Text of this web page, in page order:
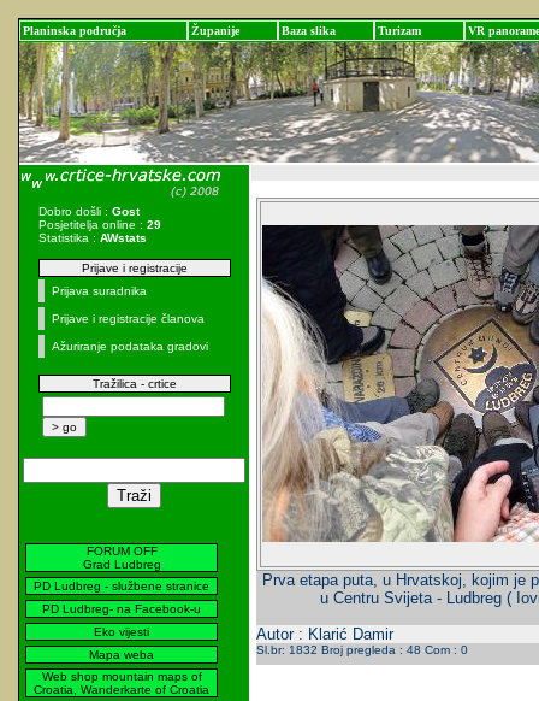
Planinska područja Županije Baza slika Turizam VR panorame
Dobro došli : Gost
Posjetitelja online : 29
Statistika : AWstats
Prijave i registracije
Prijava suradnika
Prijave i registracije članova
Ažuriranje podataka gradovi
Tražilica - crtice
FORUM OFF
Grad Ludbreg
PD Ludbreg - službene stranice
PD Ludbreg- na Facebook-u
Eko vijesti
Mapa weba
Web shop mountain maps of
Croatia, Wanderkarte of Croatia
Prva etapa puta, u Hrvatskoj, kojim je
u Centru Svijeta - Ludbreg (
Autor : Klarić Damir
Sl.br: 1832 Broj pregleda : 48 Com : 0